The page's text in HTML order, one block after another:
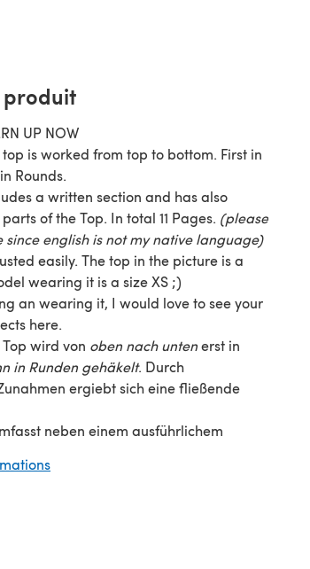
produit
UP NOW
Rounds.
a written section and has also
of the Top. In total 11 Pages. (please
since english is not my native language)
easily. The top in the picture is a
wearing it is a size XS ;)
an wearing it, I would love to see your
here.
wird von oben nach untenerst in
in Runden gehäkelt. Durch
ergiebt sich eine fließende
neben einem ausführlichem
11 Seiten lang.